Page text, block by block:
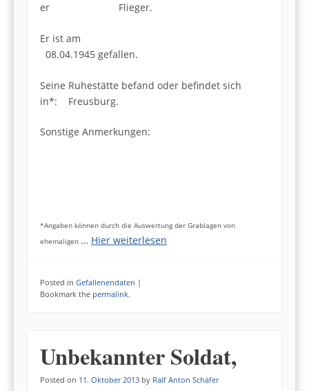
er Flieger.
Er ist am
08.04.1945 gefallen.
Seine Ruhestätte befand oder befindet sich
in*: Freusburg.
Sonstige Anmerkungen:
*Angaben können durch die Auswertung der Grablagen von
ehemaligen … Hier weiterlesen
Posted in Gefallenendaten |
Bookmark the permalink.
Unbekannter Soldat,
Posted on 11. Oktober 2013 by Ralf Anton Schäfer